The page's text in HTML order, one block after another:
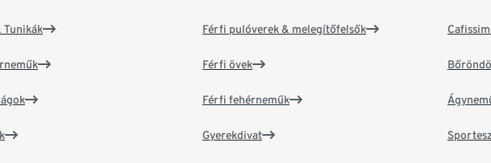
Tunikák Férfi pulóverek & melegítőfelsők
Férfi övek
Férfi fehérneműk
Gyerekdivat